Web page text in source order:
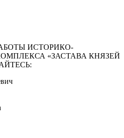
ИСТОРИКО-
«ЗАСТАВА КНЯЗЕЙ